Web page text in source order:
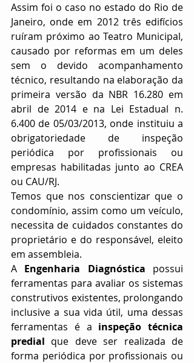
Assim foi o caso no estado do Rio de
Janeiro, onde em 2012 três edifícios
ruíram próximo ao Teatro Municipal,
causado por reformas em um deles
sem o devido acompanhamento
técnico, resultando na elaboração da
primeira versão da NBR 16.280 em
abril de 2014 e na Lei Estadual n.
6.400 de 05/03/2013, onde instituiu a
obrigatoriedade de inspeção
periódica por profissionais ou
empresas habilitadas junto ao CREA
ou CAU/RJ.
Temos que nos conscientizar que o
condomínio, assim como um veículo,
necessita de cuidados constantes do
proprietário e do responsável, eleito
em assembleia.
A Engenharia Diagnóstica possui
ferramentas para avaliar os sistemas
construtivos existentes, prolongando
inclusive a sua vida útil, uma dessas
ferramentas é a inspeção técnica
predial que deve ser realizada de
forma periódica por profissionais ou